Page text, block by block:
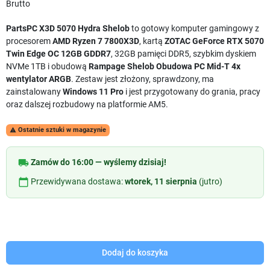
Brutto
PartsPC X3D 5070 Hydra Shelobto gotowy komputer gamingowy z
procesoremAMD Ryzen 7 7800X3D, kartą ZOTAC GeForce RTX 5070
Twin Edge OC 12GB GDDR7, 32GB pamięci DDR5, szybkim dyskiem
NVMe 1TB i obudową Rampage Shelob Obudowa PC Mid-T 4x
wentylator ARGB. Zestaw jest złożony, sprawdzony, ma
zainstalowanyWindows 11 Pro i jest przygotowany do grania, pracy
oraz dalszej rozbudowy na platformie AM5.
 Ostatnie sztuki w magazynie
local_shippingZamów do 16:00 — wyślemy dzisiaj!
calendar_today Przewidywana dostawa:wtorek, 11 sierpnia (jutro)
Dodaj do koszyka